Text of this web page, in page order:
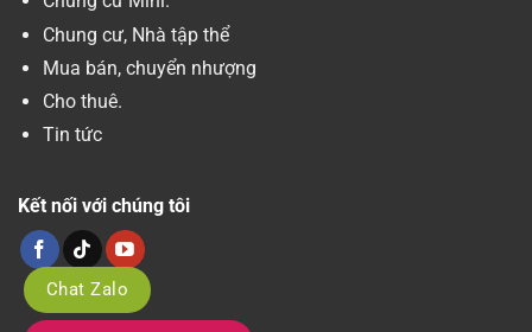
Chung cư, Nhà tập thể
Mua bán, chuyển nhượng
Cho thuê.
Tin tức
Kết nối với chúng tôi
Chat Zalo